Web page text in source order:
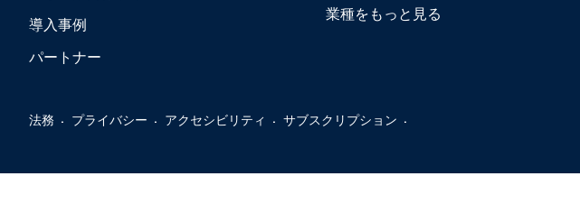
導入事例
パートナー
業種をもっと見る
法務 プライバシー アクセシビリティ サブスクリプション